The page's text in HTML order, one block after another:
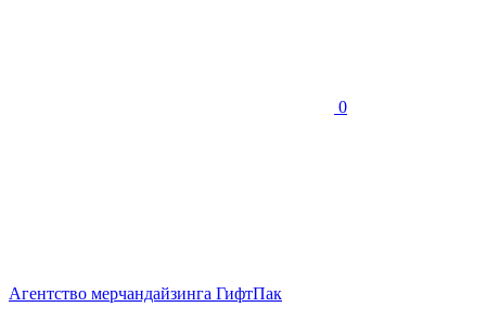
0
Агентство мерчандайзинга ГифтПак